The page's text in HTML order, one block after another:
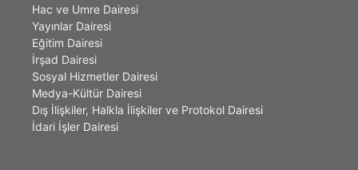
Hac ve Umre Dairesi
Yayınlar Dairesi
Eğitim Dairesi
İrşad Dairesi
Sosyal Hizmetler Dairesi
Medya-Kültür Dairesi
Dış İlişkiler, Halkla İlişkiler ve Protokol Dairesi
İdari İşler Dairesi